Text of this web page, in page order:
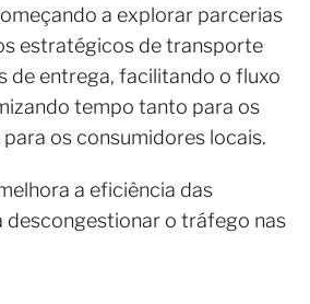
a explorar parcerias
estratégicos de transporte
de entrega, facilitando o fluxo
tempo tanto para os
os consumidores locais.
a eficiência das
descongestionar o tráfego nas